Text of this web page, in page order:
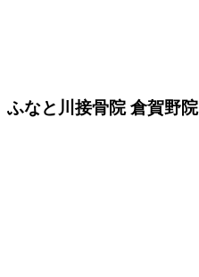
ふなと川接骨院 倉賀野院